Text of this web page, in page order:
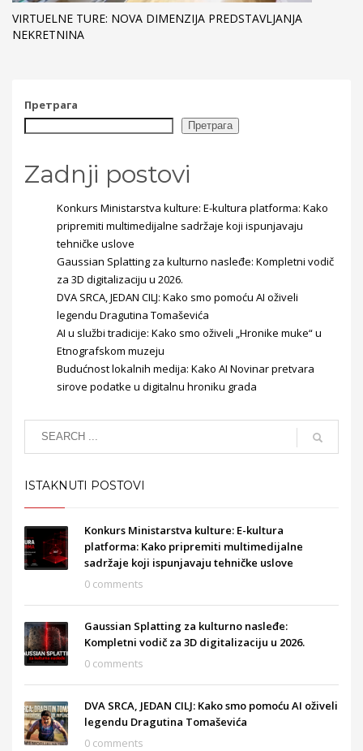
VIRTUELNE TURE: NOVA DIMENZIJA PREDSTAVLJANJA
NEKRETNINA
Претрага
Претрага
Zadnji postovi
Konkurs Ministarstva kulture: E-kultura platforma: Kako
pripremiti multimedijalne sadržaje koji ispunjavaju
tehničke uslove
Gaussian Splatting za kulturno nasleđe: Kompletni vodič
za 3D digitalizaciju u 2026.
DVA SRCA, JEDAN CILJ: Kako smo pomoću AI oživeli
legendu Dragutina Tomaševića
AI u službi tradicije: Kako smo oživeli „Hronike muke“ u
Etnografskom muzeju
Budućnost lokalnih medija: Kako AI Novinar pretvara
sirove podatke u digitalnu hroniku grada
ISTAKNUTI POSTOVI
Konkurs Ministarstva kulture: E-kultura
platforma: Kako pripremiti multimedijalne
sadržaje koji ispunjavaju tehničke uslove
0 comments
Gaussian Splatting za kulturno nasleđe:
Kompletni vodič za 3D digitalizaciju u 2026.
0 comments
DVA SRCA, JEDAN CILJ: Kako smo pomoću AI oživeli
legendu Dragutina Tomaševića
0 comments